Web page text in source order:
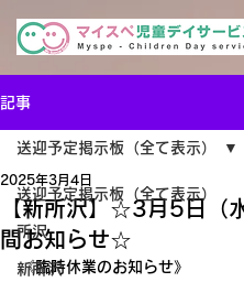
記事
送迎予定掲示板（全て表示）
所沢
新所沢
送迎予定掲示板（全て表示）
【新所沢】☆3月5日（
間お知らせ☆
2025年3月4日
《臨時休業のお知らせ》